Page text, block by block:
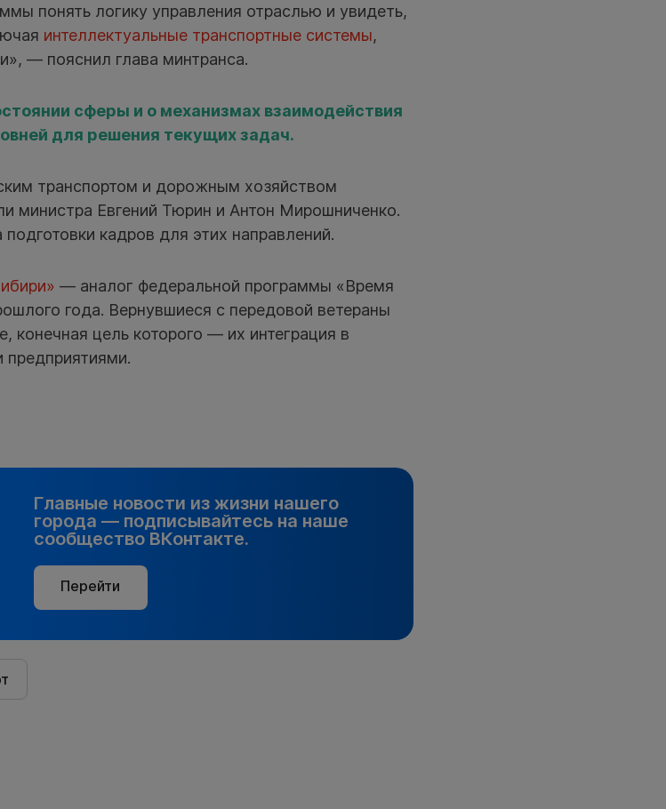
понять логику управления отраслью и увидеть,
интеллектуальные транспортные системы,
— пояснил глава минтранса.
сферы и о механизмах взаимодействия
для решения текущих задач.
транспортом и дорожным хозяйством
министра Евгений Тюрин и Антон Мирошниченко.
кадров для этих направлений.
— аналог федеральной программы «Время
года. Вернувшиеся с передовой ветераны
конечная цель которого — их интеграция в
Главные новости из жизни нашего
города — подписывайтесь на наше
сообщество ВКонтакте.
Перейти